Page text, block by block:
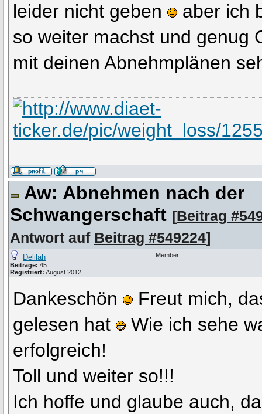
leider nicht geben
aber ich
so weiter machst und genug
mit deinen Abnehmplänen
Aw: Abnehmen nach der
Schwangerschaft [Beitrag
Antwort auf Beitrag #549224]
Delilah
Beiträge: 45
Registriert: August 2012
Member
Dankeschön
Freut mich,
gelesen hat
Wie ich sehe
erfolgreich!
Toll und weiter so!!!
Ich hoffe und glaube auch,